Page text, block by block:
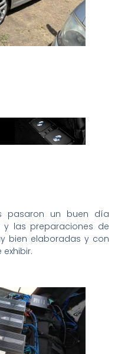
pasaron un buen día
las preparaciones de
bien elaboradas y con